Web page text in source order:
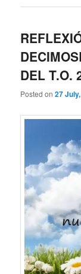
DEL T.O.
Posted on27